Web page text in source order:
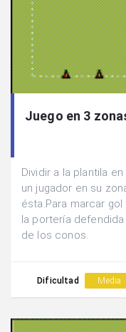
Juego en 3
Dividir a la plantila
un jugador en su
ésta.Para marcar
la portería
de los conos.
Dificultad Media